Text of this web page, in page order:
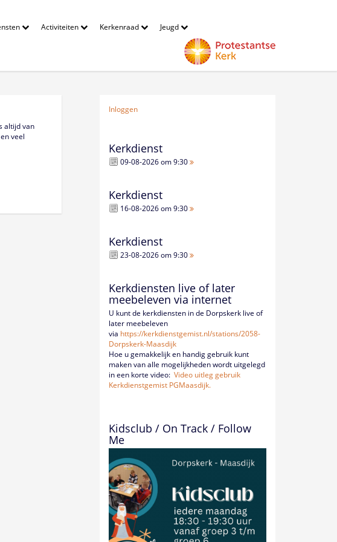
Activiteiten Kerkenraad Jeugd
altijd van
veel
Inloggen
Kerkdienst
09-08-2026 om 9:30
Kerkdienst
16-08-2026 om 9:30
Kerkdienst
23-08-2026 om 9:30
Kerkdiensten live of later
meebeleven via internet
U kunt de kerkdiensten in de Dorpskerk live of
later meebeleven
via https://kerkdienstgemist.nl/stations/2058-
Dorpskerk-Maasdijk
Hoe u gemakkelijk en handig gebruik kunt
maken van alle mogelijkheden wordt uitgelegd
in een korte video:Video uitleg gebruik
Kerkdienstgemist PGMaasdijk.
Kidsclub / On Track / Follow
Me